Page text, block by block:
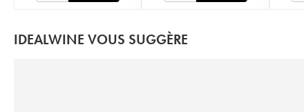
IDEALWINE VOUS SUGGÈRE